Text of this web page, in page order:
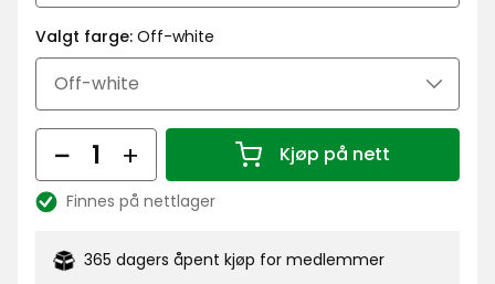
Valgt farge: Off-white
Antall Kjøp på nett
Antall 1
Lagerbalanse:
Finnes på nettlager
365 dagers åpent kjøp for medlemmer